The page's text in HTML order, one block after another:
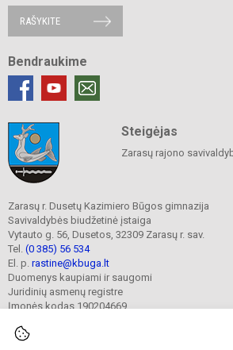
RAŠYKITE
Bendraukime
Steigėjas
Zarasų rajono
Zarasų r. Dusetų Kazimiero Būgos gimnazija
Savivaldybės biudžetinė įstaiga
Vytauto g. 56, Dusetos, 32309 Zarasų r. sav.
Tel. (0 385) 56 534
El. p. rastine@kbuga.lt
Duomenys kaupiami ir saugomi
Juridinių asmenų registre
Įmonės kodas 190204669